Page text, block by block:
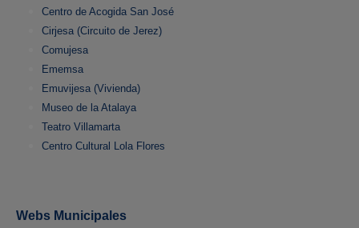
Centro de Acogida San José
Cirjesa (Circuito de Jerez)
Comujesa
Ememsa
Emuvijesa (Vivienda)
Museo de la Atalaya
Teatro Villamarta
Centro Cultural Lola Flores
Webs Municipales